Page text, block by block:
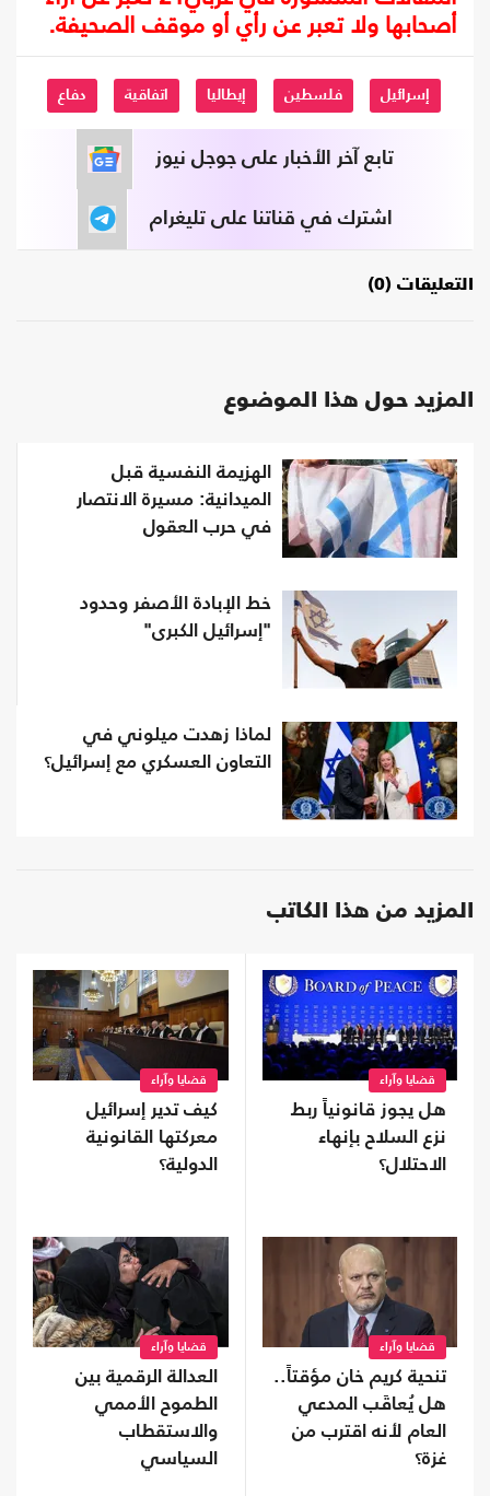
أصحابها ولا تعبر عن رأي أو موقف الصحيفة.
إسرائيل فلسطين إيطاليا اتفاقية دفاع
تابع آخر الأخبار على جوجل نيوز
اشترك في قناتنا على تليغرام
التعليقات (0)
المزيد حول هذا الموضوع
الهزيمة النفسية قبل
الميدانية: مسيرة الانتصار
في حرب العقول
خط الإبادة الأصفر وحدود
"إسرائيل الكبرى"
لماذا زهدت ميلوني في
التعاون العسكري مع إسرائيل؟
المزيد من هذا الكاتب
قضايا وآراء
هل يجوز قانونياً ربط
نزع السلاح بإنهاء
الاحتلال؟
قضايا وآراء
كيف تدير إسرائيل
معركتها القانونية
الدولية؟
قضايا وآراء
تنحية كريم خان مؤقتاً..
هل يُعاقَب المدعي
العام لأنه اقترب من
غزة؟
قضايا وآراء
العدالة الرقمية بين
الطموح الأممي
والاستقطاب
السياسي